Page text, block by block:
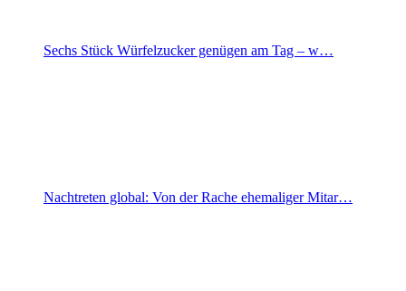
Sechs Stück Würfelzucker genügen am Tag – w…
Nachtreten global: Von der Rache ehemaliger Mitar…